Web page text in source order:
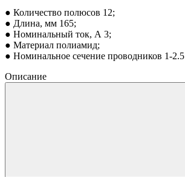
● Количество полюсов 12;
● Длина, мм 165;
● Номинальный ток, А 3;
● Материал полиамид;
● Номинальное сечение проводников 1-2.5
Описание